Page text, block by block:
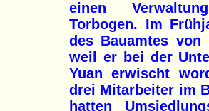
einen
Torbogen. Im
des Bauamtes von
weil er bei der
Yuan erwischt
drei Mitarbeiter im
hatten